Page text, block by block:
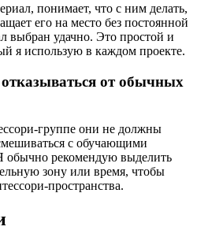
понимает, что с ним делать,
его на место без постоянной
выбран удачно. Это простой и
я использую в каждом проекте.
от обычных
группе они не должны
с обучающими
обычно рекомендую выделить
зону или время, чтобы
пространства.